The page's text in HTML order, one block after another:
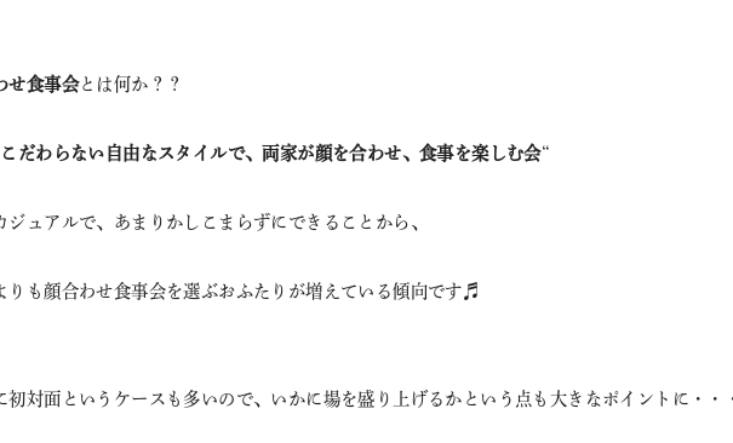
せ食事会とは何か？？
だわらない自由なスタイルで、両家が顔を合わせ、食事を楽しむ会“
ジュアルで、あまりかしこまらずにできることから、
りも顔合わせ食事会を選ぶおふたりが増えている傾向です♬
初対面というケースも多いので、いかに場を盛り上げるかという点も大きなポイントに・・